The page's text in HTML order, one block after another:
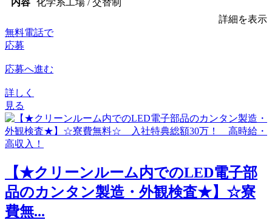
内容
化学系工場 / 交替制
詳細を表示
無料電話で
応募
応募へ進む
詳しく
見る
【★クリーンルーム内でのLED電子部
品のカンタン製造・外観検査★】☆寮
費無...